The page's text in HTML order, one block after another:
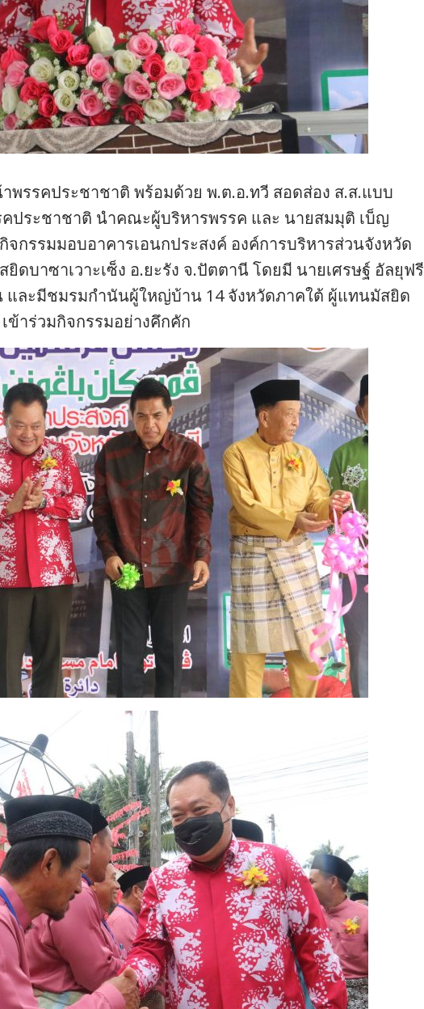
รรคประชาชาติ พร้อมด้วย พ.ต.อ.ทวี สอดส่อง ส.ส.แบบ
ประชาชาติ นำคณะผู้บริหารพรรค และ นายสมมุติ เบ็ญ
กรรมมอบอาคารเอนกประสงค์ องค์การบริหารส่วนจังหวัด
ดบาซาเวาะเซ็ง อ.ยะรัง จ.ปัตตานี โดยมี นายเศรษฐ์ อัลยุฟรี
และมีชมรมกำนันผู้ใหญ่บ้าน 14 จังหวัดภาคใต้ ผู้แทนมัสยิด
ข้าร่วมกิจกรรมอย่างคึกคัก